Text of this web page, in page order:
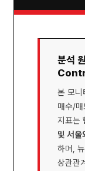
분석
본 모니
매수/
지표는
및 서울
하며,
상관관